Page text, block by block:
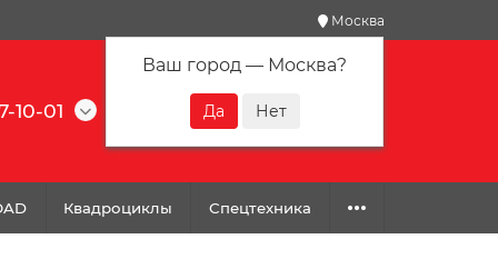
Москва
Ваш город — Москва?
10-01
Квадроциклы Спецтехника